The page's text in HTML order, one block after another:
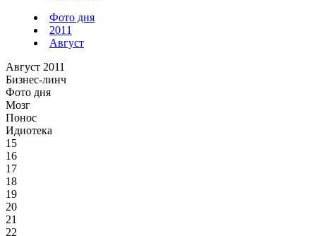
Фото дня
2011
Август
Август 2011
Бизнес-линч
Фото дня
Мозг
Понос
Идиотека
15
16
17
18
19
20
21
22